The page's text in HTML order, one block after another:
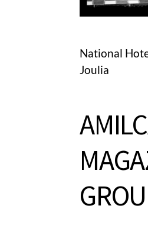
National
Joulia